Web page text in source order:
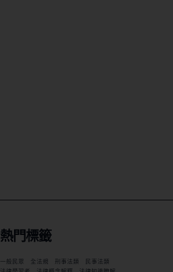
熱門標籤
一般民眾 全法規 刑事法類
民事法類